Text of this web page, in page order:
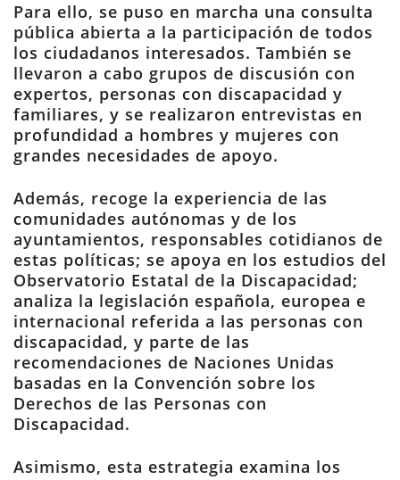
Para ello, se puso en marcha una consulta
pública abierta a la participación de todos
los ciudadanos interesados. También se
llevaron a cabo grupos de discusión con
expertos, personas con discapacidad y
familiares, y se realizaron entrevistas en
profundidad a hombres y mujeres con
grandes necesidades de apoyo.
Además, recoge la experiencia de las
comunidades autónomas y de los
ayuntamientos, responsables cotidianos de
estas políticas; se apoya en los estudios del
Observatorio Estatal de la Discapacidad;
analiza la legislación española, europea e
internacional referida a las personas con
discapacidad, y parte de las
recomendaciones de Naciones Unidas
basadas en la Convención sobre los
Derechos de las Personas con
Discapacidad.
Asimismo, esta estrategia examina los